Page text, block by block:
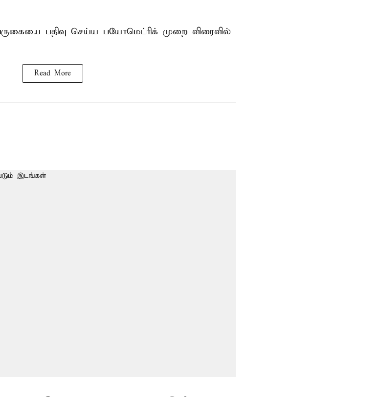
பதிவு செய்ய பயோமெட்ரிக் முறை விரைவில்
Read More